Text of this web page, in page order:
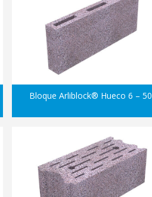
Bloque Arliblock® Hueco 6 – 50